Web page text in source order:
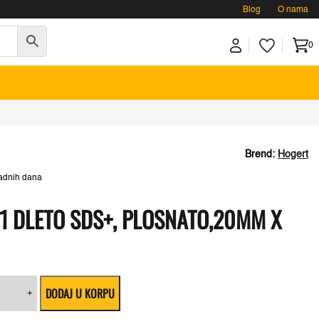
Blog O nama
0
Brend: Hogert
dana
DLETO SDS+, PLOSNATO,20MM X
+ DODAJ U KORPU